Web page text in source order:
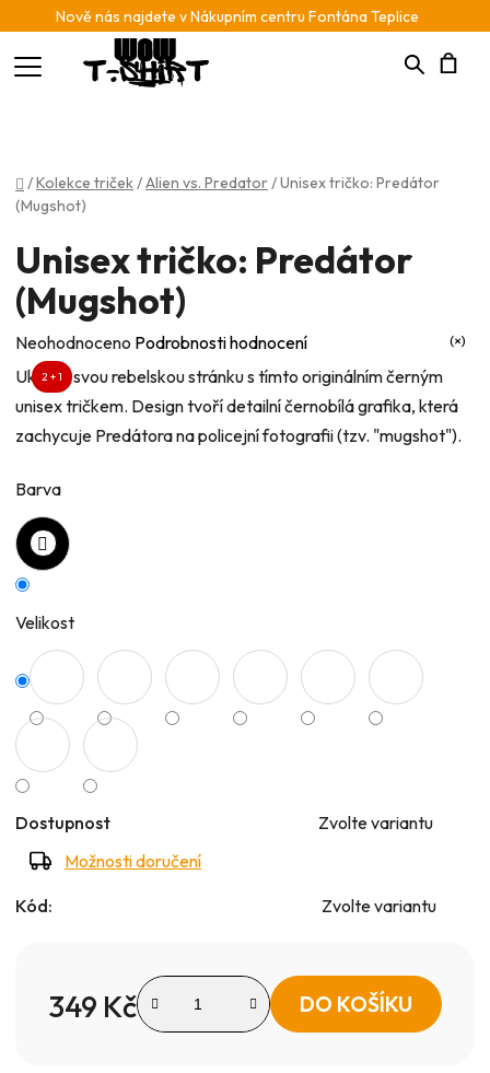
Nově nás najdete v Nákupním centru Fontána Teplice
Hledat
Domů
/Kolekce triček/Alien vs. Predator/Unisex tričko: Predátor
(Mugshot)
Ukažte svou rebelskou stránku s tímto originálním černým
unisex tričkem. Design tvoří detailní černobílá grafika, která
zachycuje Predátora na policejní fotografii (tzv. "mugshot").
Barva
Velikost
Dostupnost
Zvolte variantu
Možnosti doručení
Kód: Zvolte variantu
349 Kč DO KOŠÍKU
Unisex tričko: Predátor
(Mugshot)
Průměrné
hodnocení
produktu
je
z
hvězdiček.
Neohodnoceno Podrobnosti hodnocení
2 + 1